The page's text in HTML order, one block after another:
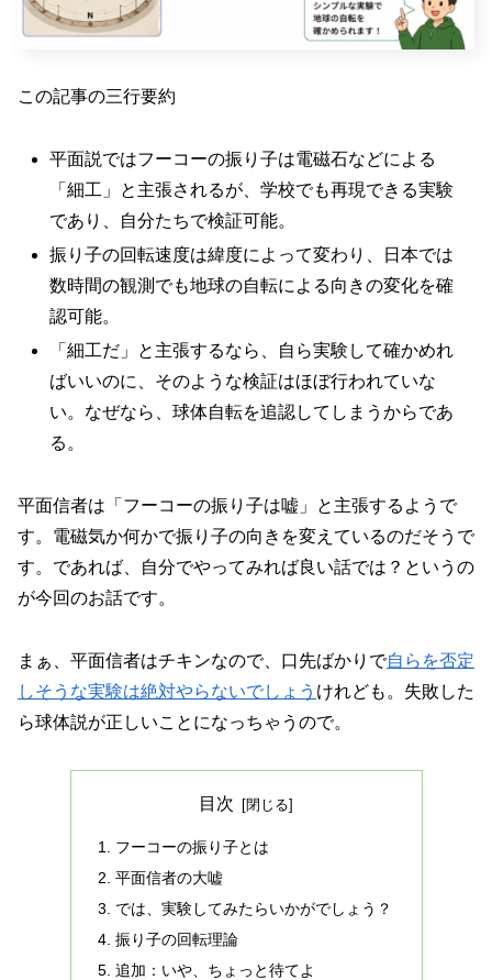
この記事の三行要約
平面説ではフーコーの振り子は電磁石などによる
「細工」と主張されるが、学校でも再現できる実験
であり、自分たちで検証可能。
振り子の回転速度は緯度によって変わり、日本では
数時間の観測でも地球の自転による向きの変化を確
認可能。
「細工だ」と主張するなら、自ら実験して確かめれ
ばいいのに、そのような検証はほぼ行われていな
い。なぜなら、球体自転を追認してしまうからであ
る。
平面信者は「フーコーの振り子は嘘」と主張するようで
す。電磁気か何かで振り子の向きを変えているのだそうで
す。であれば、自分でやってみれば良い話では？というの
が今回のお話です。
まぁ、平面信者はチキンなので、口先ばかりで自らを否定
しそうな実験は絶対やらないでしょう けれども。失敗した
ら球体説が正しいことになっちゃうので。
目次
フーコーの振り子とは
平面信者の大嘘
では、実験してみたらいかがでしょう？
振り子の回転理論
追加：いや、ちょっと待てよ